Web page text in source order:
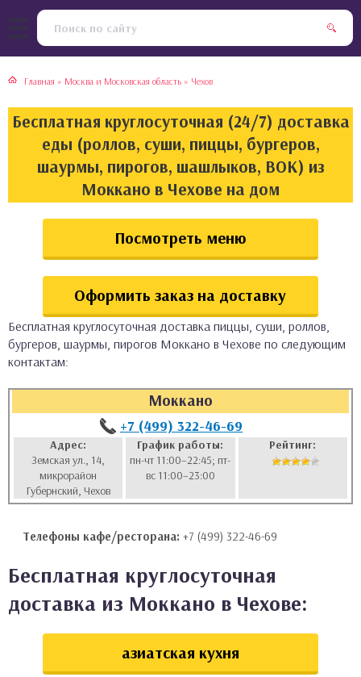
Главная » Москва и Московская область » Чехов
Бесплатная круглосуточная (24/7) доставка
еды (роллов, суши, пиццы, бургеров,
шаурмы, пирогов, шашлыков, ВОК) из
Моккано в Чехове на дом
Посмотреть меню
Оформить заказ на доставку
Бесплатная круглосуточная доставка пиццы, суши, роллов,
бургеров, шаурмы, пирогов Моккано в Чехове по следующим
контактам:
Моккано
+7 (499) 322-46-69
Адрес:
Земская ул., 14,
микрорайон
Губернский, Чехов
График работы:
пн-чт 11:00–22:45; пт-
вс 11:00–23:00
Рейтинг:
Телефоны кафе/ресторана: +7 (499) 322-46-69
Бесплатная круглосуточная
доставка из Моккано в Чехове:
азиатская кухня
кухня
кухня
кухня
кухня
булочки